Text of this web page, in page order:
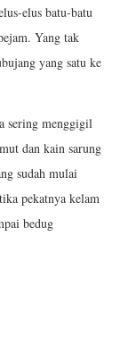
elus batu-batu
Yang tak
yang satu ke
sering menggigil
dan kain sarung
sudah mulai
pekatnya kelam
bedug